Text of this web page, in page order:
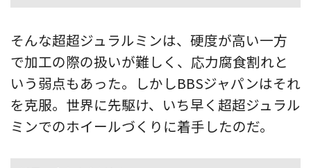
そんな超超ジュラルミンは、硬度が高い一方
で加工の際の扱いが難しく、応力腐食割れと
いう弱点もあった。しかしBBSジャパンはそれ
を克服。世界に先駆け、いち早く超超ジュラル
ミンでのホイールづくりに着手したのだ。